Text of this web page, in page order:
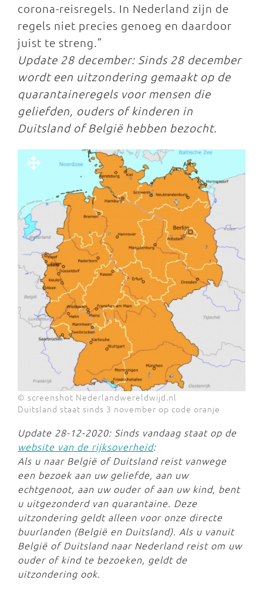
corona-reisregels. In Nederland zijn de
regels niet precies genoeg en daardoor
juist te streng.”
Update 28 december: Sinds 28 december
wordt een uitzondering gemaakt op de
quarantaineregels voor mensen die
geliefden, ouders of kinderen in
Duitsland of België hebben bezocht.
© screenshot Nederlandwereldwijd.nl
Duitsland staat sinds 3 november op code oranje
Update 28-12-2020: Sinds vandaag staat op de
website van de rijksoverheid:
Als u naar België of Duitsland reist vanwege
een bezoek aan uw geliefde, aan uw
echtgenoot, aan uw ouder of aan uw kind, bent
u uitgezonderd van quarantaine. Deze
uitzondering geldt alleen voor onze directe
buurlanden (België en Duitsland). Als u vanuit
België of Duitsland naar Nederland reist om uw
ouder of kind te bezoeken, geldt de
uitzondering ook.